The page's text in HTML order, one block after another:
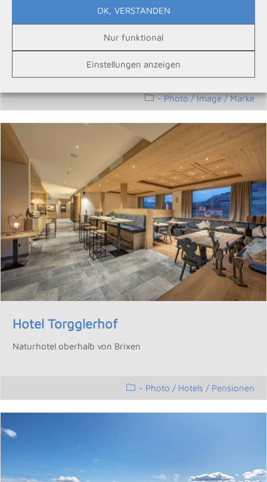
OK, VERSTANDEN
Nur funktional
Einstellungen anzeigen
Bauernmarkt Plose
- Photo/Image / Marke
Hotel Torgglerhof
Naturhotel oberhalb von Brixen
- Photo / Hotels / Pensionen